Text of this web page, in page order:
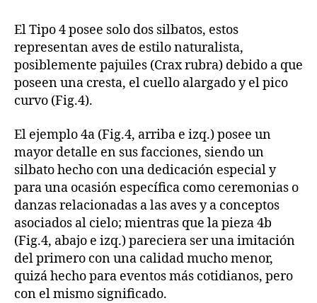
El Tipo 4 posee solo dos silbatos, estos
representan aves de estilo naturalista,
posiblemente pajuiles (Crax rubra) debido a que
poseen una cresta, el cuello alargado y el pico
curvo (Fig.4).
El ejemplo 4a (Fig.4, arriba e izq.) posee un
mayor detalle en sus facciones, siendo un
silbato hecho con una dedicación especial y
para una ocasión específica como ceremonias o
danzas relacionadas a las aves y a conceptos
asociados al cielo; mientras que la pieza 4b
(Fig.4, abajo e izq.) pareciera ser una imitación
del primero con una calidad mucho menor,
quizá hecho para eventos más cotidianos, pero
con el mismo significado.